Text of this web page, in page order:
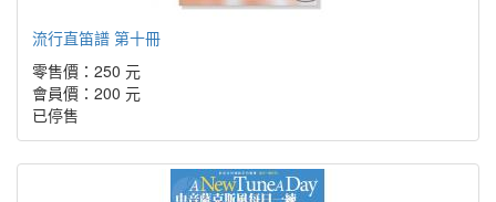
流行直笛譜 第十冊
零售價：250 元
會員價：200 元
已停售